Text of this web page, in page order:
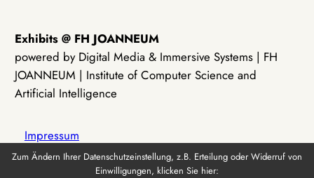
Exhibits @ FH JOANNEUM
powered by Digital Media & Immersive Systems | FH
JOANNEUM | Institute of Computer Science and
Artificial Intelligence
Impressum
Zum Ändern Ihrer Datenschutzeinstellung, z.B. Erteilung oder Widerruf von
Einwilligungen, klicken Sie hier: